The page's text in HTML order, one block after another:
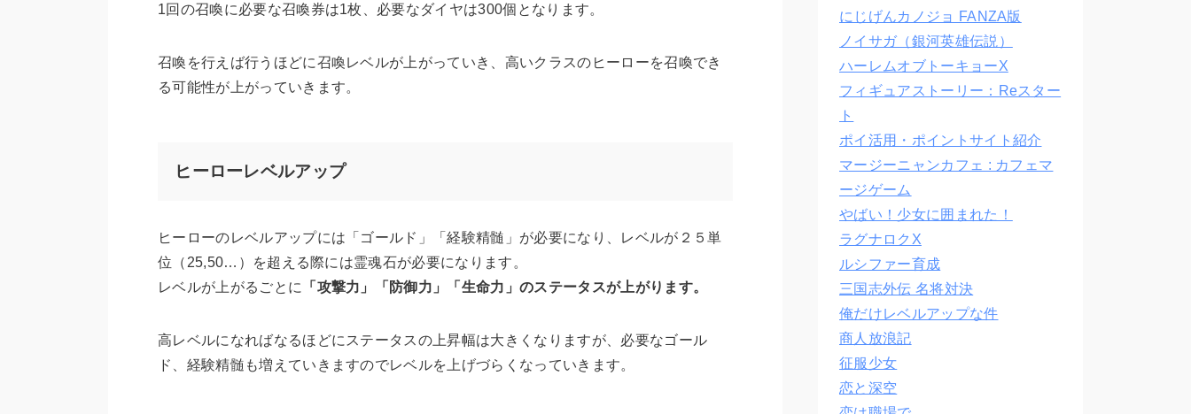
1回の召喚に必要な召喚券は1枚、必要なダイヤは300個となります。
召喚を行えば行うほどに召喚レベルが上がっていき、高いクラスのヒーローを召喚でき
る可能性が上がっていきます。
ヒーローレベルアップ
ヒーローのレベルアップには「ゴールド」「経験精髄」が必要になり、レベルが２５単
位（25,50…）を超える際には霊魂石が必要になります。
レベルが上がるごとに
「攻撃力」「防御力」「生命力」のステータスが上がります。
高レベルになればなるほどにステータスの上昇幅は大きくなりますが、必要なゴール
ド、経験精髄も増えていきますのでレベルを上げづらくなっていきます。
にじげんカノジョ FANZA版
ノイサガ（銀河英雄伝説）
ハーレムオブトーキョーX
フィギュアストーリー：Reスター
ト
ポイ活用・ポイントサイト紹介
マージーニャンカフェ : カフェマ
ージゲーム
やばい！少女に囲まれた！
ラグナロクX
ルシファー育成
三国志外伝 名将対決
俺だけレベルアップな件
商人放浪記
征服少女
恋と深空